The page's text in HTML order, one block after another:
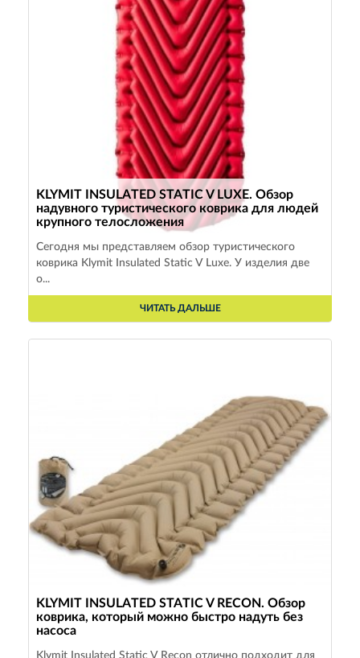
KLYMIT INSULATED STATIC V LUXE. Обзор
надувного туристического коврика для людей
крупного телосложения
Сегодня мы представляем обзор туристического
коврика Klymit Insulated Static V Luxe. У изделия две
о...
ЧИТАТЬ ДАЛЬШЕ
KLYMIT INSULATED STATIC V RECON. Обзор
коврика, который можно быстро надуть без
насоса